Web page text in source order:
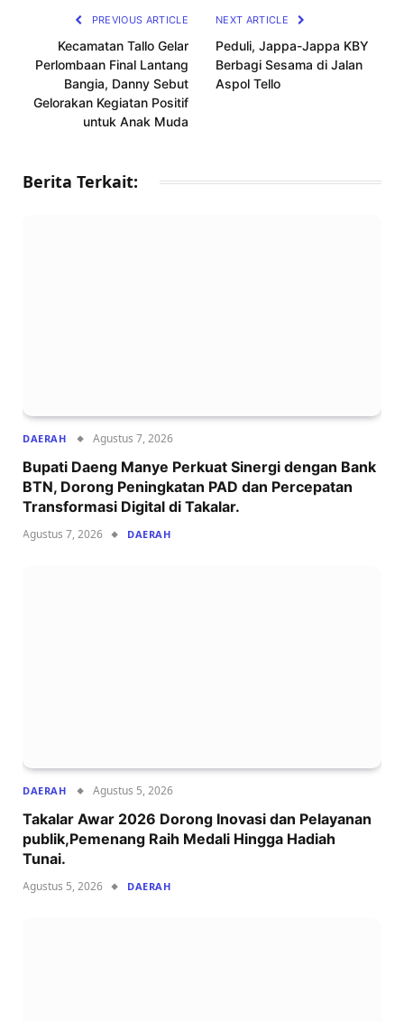
PREVIOUS ARTICLE
Kecamatan Tallo Gelar
Perlombaan Final Lantang
Bangia, Danny Sebut
Gelorakan Kegiatan Positif
untuk Anak Muda
NEXT ARTICLE
Peduli, Jappa-Jappa KBY
Berbagi Sesama di Jalan
Aspol Tello
Berita Terkait:
DAERAH Agustus 7, 2026
Bupati Daeng Manye Perkuat Sinergi dengan Bank
BTN, Dorong Peningkatan PAD dan Percepatan
Transformasi Digital di Takalar.
Agustus 7, 2026 DAERAH
DAERAH Agustus 5, 2026
Takalar Awar 2026 Dorong Inovasi dan Pelayanan
publik,Pemenang Raih Medali Hingga Hadiah
Tunai.
Agustus 5, 2026 DAERAH